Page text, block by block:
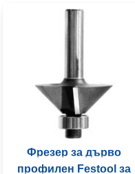
Фрезер за дърво
профилен Festool за